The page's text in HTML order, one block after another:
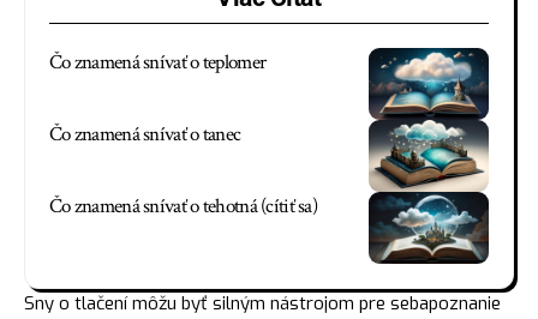
Čo znamená snívať o teplomer
Čo znamená snívať o tanec
Čo znamená snívať o tehotná (cítiť sa)
Sny o tlačení môžu byť silným nástrojom pre sebapoznanie